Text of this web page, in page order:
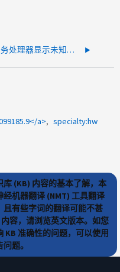
服务处理器显示未知状态
a>
specialty:hw
(KB) 内容的基本了解，本
机器翻译 (NMT) 工具翻译
有些字词的翻译可能不甚
容，请浏览英文版本。如您
KB 准确性的问题，可以使用
题。